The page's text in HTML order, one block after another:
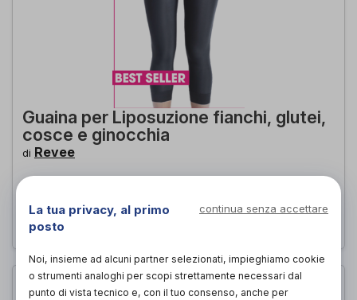
Guaina per Liposuzione fianchi, glutei,
cosce e ginocchia
di Revee
ACQUISTA ONLINE DA 144,00€
La tua privacy, al primo
posto
continua senza accettare
Noi, insieme ad alcuni partner selezionati, impieghiamo cookie
o strumenti analoghi per scopi strettamente necessari dal
punto di vista tecnico e, con il tuo consenso, anche per